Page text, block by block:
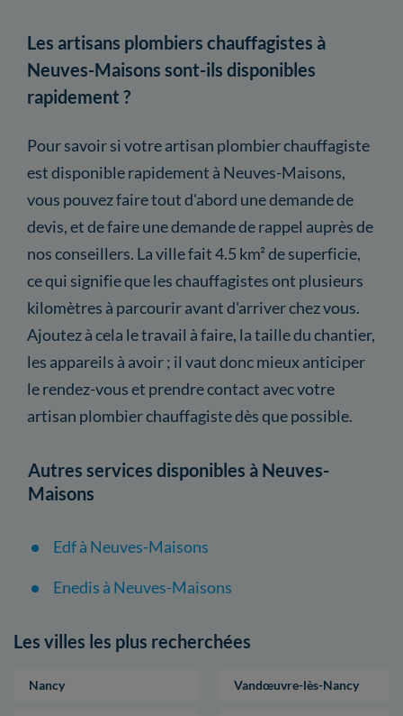
Les artisans plombiers chauffagistes à
Neuves-Maisons sont-ils disponibles
rapidement ?
Pour savoir si votre artisan plombier chauffagiste
est disponible rapidement à Neuves-Maisons,
vous pouvez faire tout d'abord une demande de
devis, et de faire une demande de rappel auprès de
nos conseillers. La ville fait 4.5 km² de superficie,
ce qui signifie que les chauffagistes ont plusieurs
kilomètres à parcourir avant d'arriver chez vous.
Ajoutez à cela le travail à faire, la taille du chantier,
les appareils à avoir ; il vaut donc mieux anticiper
le rendez-vous et prendre contact avec votre
artisan plombier chauffagiste dès que possible.
Autres services disponibles à Neuves-
Maisons
Edf à Neuves-Maisons
Enedis à Neuves-Maisons
Les villes les plus recherchées
Nancy Vandœuvre-lès-Nancy